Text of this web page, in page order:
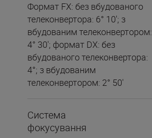
Формат FX: без вбудованого
телеконвертора: 6° 10'; з
вбудованим телеконвертором:
4° 30'; формат DX: без
вбудованого телеконвертора:
4°; з вбудованим
телеконвертором: 2° 50'
Система
фокусування